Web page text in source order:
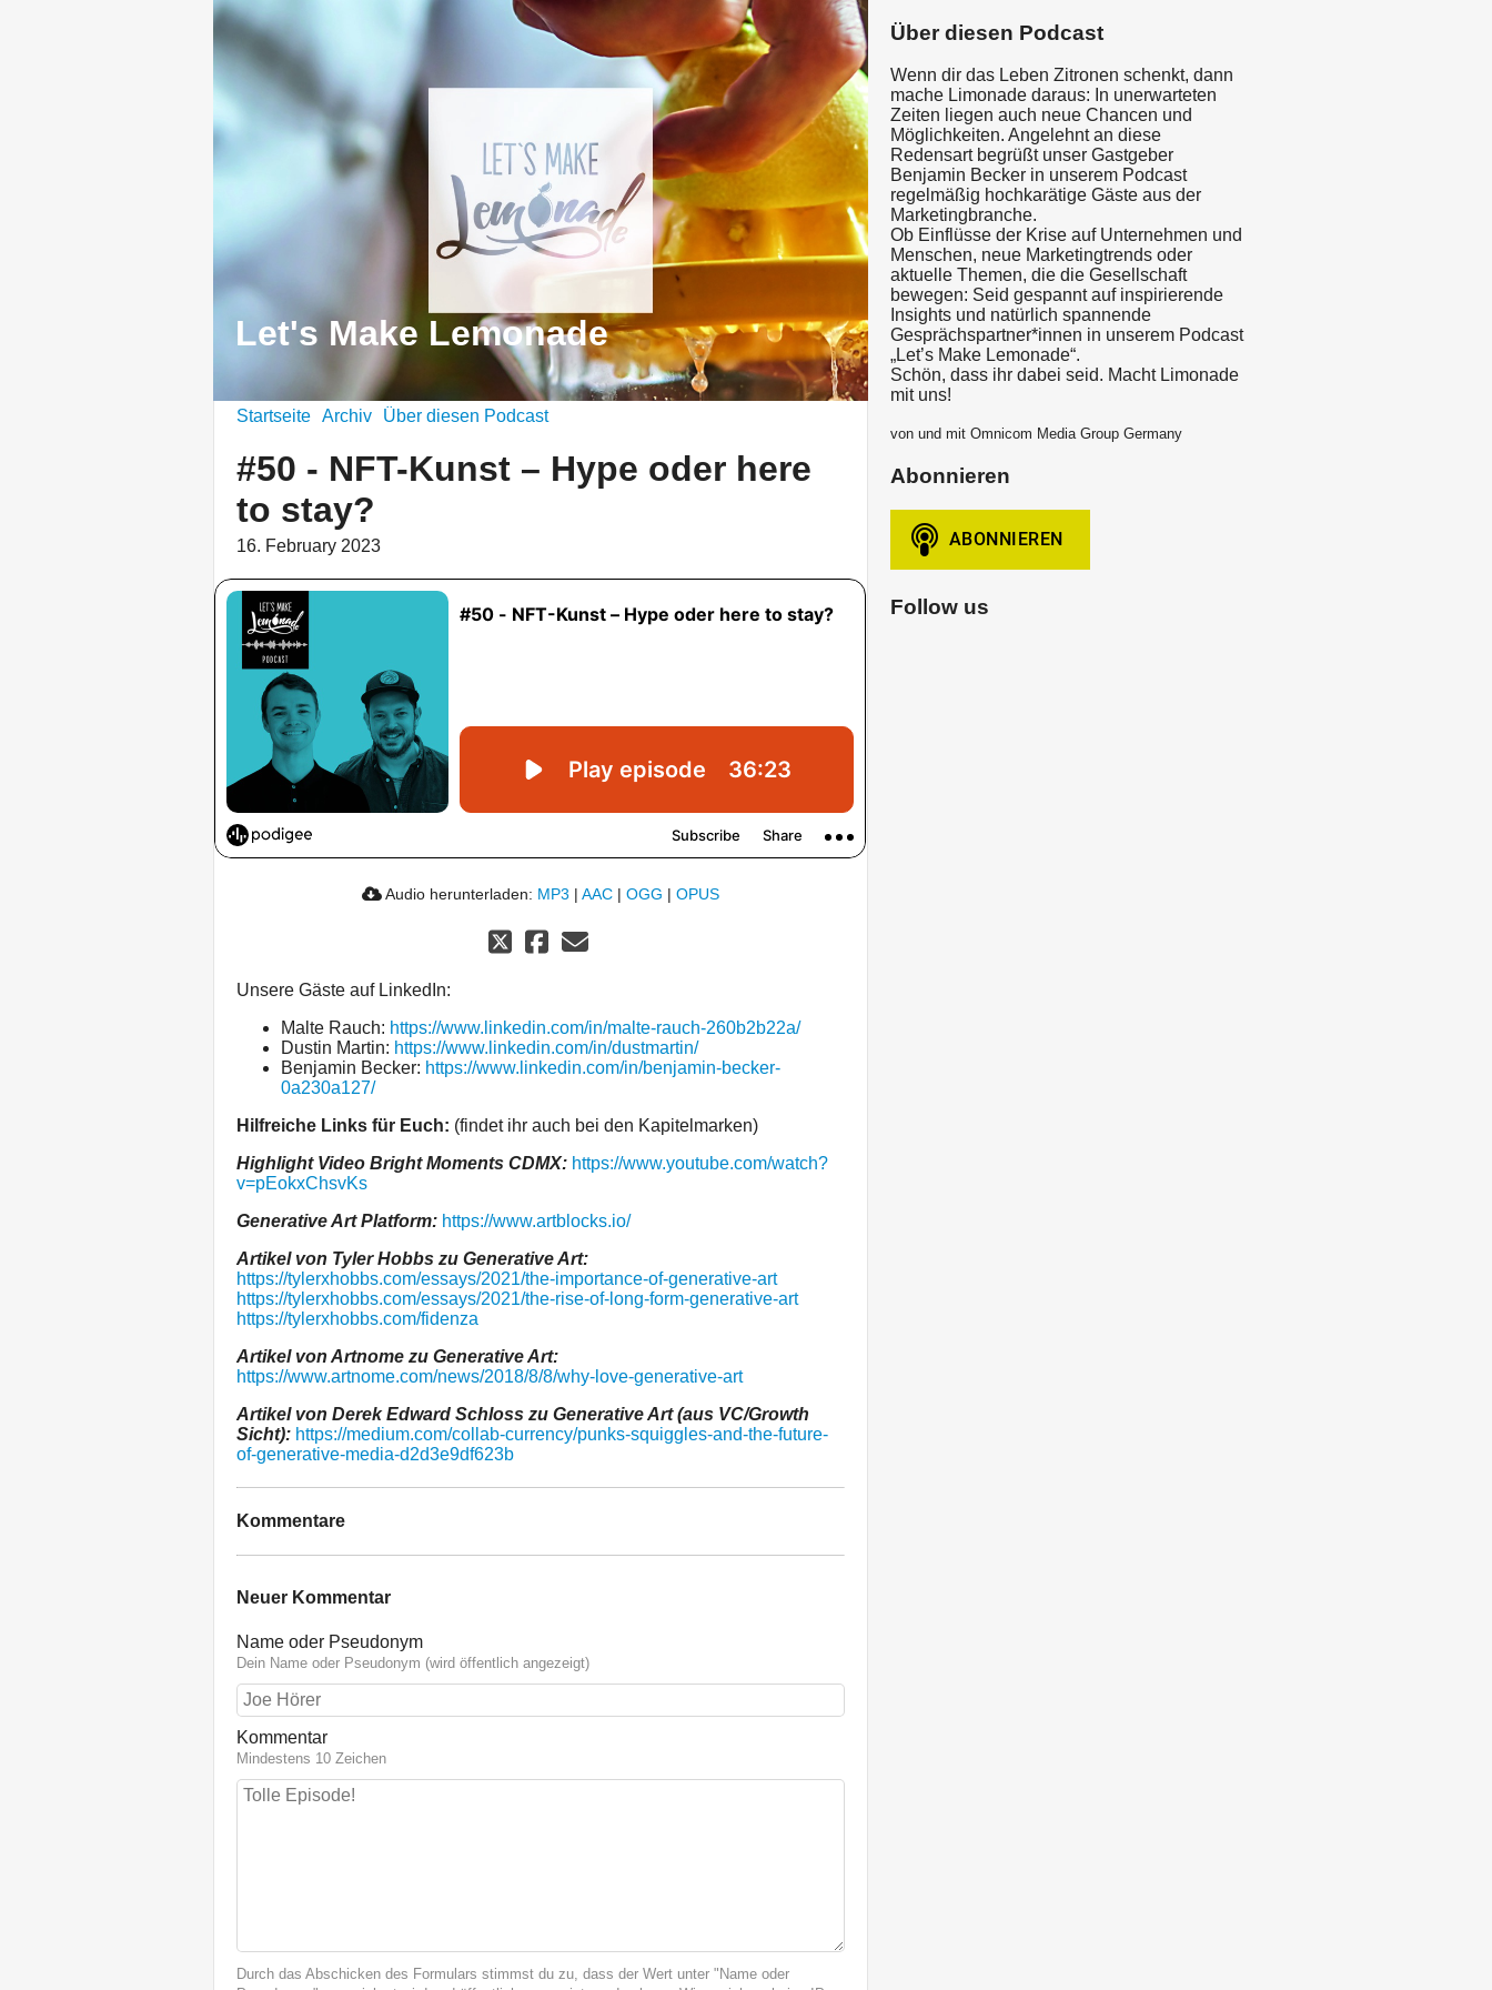
Let's Make Lemonade
Startseite Archiv Über diesen Podcast
#50 - NFT-Kunst – Hype oder here
to stay?
16. February 2023
Audio herunterladen: MP3 | AAC | OGG | OPUS
Unsere Gäste auf LinkedIn:
Malte Rauch: https://www.linkedin.com/in/malte-rauch-260b2b22a/
Dustin Martin: https://www.linkedin.com/in/dustmartin/
Benjamin Becker: https://www.linkedin.com/in/benjamin-becker-
0a230a127/
Hilfreiche Links für Euch: (findet ihr auch bei den Kapitelmarken)
Highlight Video Bright Moments CDMX: https://www.youtube.com/watch?
v=pEokxChsvKs
Generative Art Platform: https://www.artblocks.io/
Artikel von Tyler Hobbs zu Generative Art:
https://tylerxhobbs.com/essays/2021/the-importance-of-generative-art
https://tylerxhobbs.com/essays/2021/the-rise-of-long-form-generative-art
https://tylerxhobbs.com/fidenza
Artikel von Artnome zu Generative Art:
https://www.artnome.com/news/2018/8/8/why-love-generative-art
Artikel von Derek Edward Schloss zu Generative Art (aus VC/Growth
Sicht): https://medium.com/collab-currency/punks-squiggles-and-the-future-
of-generative-media-d2d3e9df623b
Kommentare
Neuer Kommentar
Name oder Pseudonym
Dein Name oder Pseudonym (wird öffentlich angezeigt)
Kommentar
Mindestens 10 Zeichen
Durch das Abschicken des Formulars stimmst du zu, dass der Wert unter "Name oder
Über diesen Podcast
Wenn dir das Leben Zitronen schenkt, dann
mache Limonade daraus: In unerwarteten
Zeiten liegen auch neue Chancen und
Möglichkeiten. Angelehnt an diese
Redensart begrüßt unser Gastgeber
Benjamin Becker in unserem Podcast
regelmäßig hochkarätige Gäste aus der
Marketingbranche.
Ob Einflüsse der Krise auf Unternehmen und
Menschen, neue Marketingtrends oder
aktuelle Themen, die die Gesellschaft
bewegen: Seid gespannt auf inspirierende
Insights und natürlich spannende
Gesprächspartner*innen in unserem Podcast
„Let’s Make Lemonade“.
Schön, dass ihr dabei seid. Macht Limonade
mit uns!
von und mit Omnicom Media Group Germany
Abonnieren
Follow us